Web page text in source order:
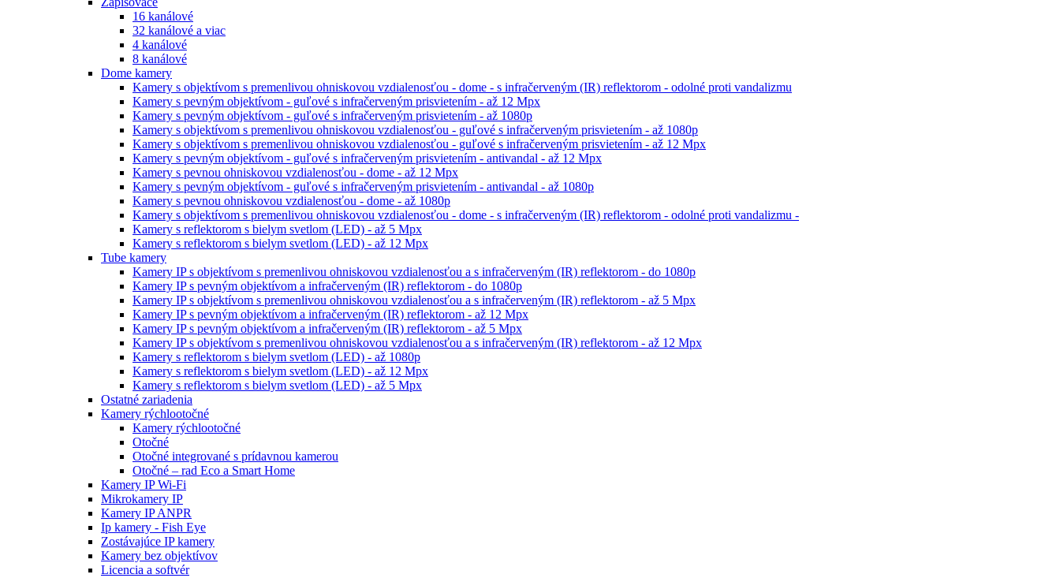
16 kanálové
32 kanálové a viac
4 kanálové
8 kanálové
Dome kamery
Kamery s objektívom s premenlivou ohniskovou vzdialenosťou - dome - s infračerveným (IR) reflektorom - odolné proti vandalizmu
Kamery s pevným objektívom - guľové s infračerveným prisvietením - až 12 Mpx
Kamery s pevným objektívom - guľové s infračerveným prisvietením - až 1080p
Kamery s objektívom s premenlivou ohniskovou vzdialenosťou - guľové s infračerveným prisvietením - až 1080p
Kamery s objektívom s premenlivou ohniskovou vzdialenosťou - guľové s infračerveným prisvietením - až 12 Mpx
Kamery s pevným objektívom - guľové s infračerveným prisvietením - antivandal - až 12 Mpx
Kamery s pevnou ohniskovou vzdialenosťou - dome - až 12 Mpx
Kamery s pevným objektívom - guľové s infračerveným prisvietením - antivandal - až 1080p
Kamery s pevnou ohniskovou vzdialenosťou - dome - až 1080p
Kamery s objektívom s premenlivou ohniskovou vzdialenosťou - dome - s infračerveným (IR) reflektorom - odolné proti vandalizmu -
Kamery s reflektorom s bielym svetlom (LED) - až 5 Mpx
Kamery s reflektorom s bielym svetlom (LED) - až 12 Mpx
Tube kamery
Kamery IP s objektívom s premenlivou ohniskovou vzdialenosťou a s infračerveným (IR) reflektorom - do 1080p
Kamery IP s pevným objektívom a infračerveným (IR) reflektorom - do 1080p
Kamery IP s objektívom s premenlivou ohniskovou vzdialenosťou a s infračerveným (IR) reflektorom - až 5 Mpx
Kamery IP s pevným objektívom a infračerveným (IR) reflektorom - až 12 Mpx
Kamery IP s pevným objektívom a infračerveným (IR) reflektorom - až 5 Mpx
Kamery IP s objektívom s premenlivou ohniskovou vzdialenosťou a s infračerveným (IR) reflektorom - až 12 Mpx
Kamery s reflektorom s bielym svetlom (LED) - až 1080p
Kamery s reflektorom s bielym svetlom (LED) - až 12 Mpx
Kamery s reflektorom s bielym svetlom (LED) - až 5 Mpx
Ostatné zariadenia
Kamery rýchlootočné
Kamery rýchlootočné
Otočné
Otočné integrované s prídavnou kamerou
Otočné – rad Eco a Smart Home
Kamery IP Wi-Fi
Mikrokamery IP
Kamery IP ANPR
Ip kamery - Fish Eye
Zostávajúce IP kamery
Kamery bez objektívov
Licencia a softvér